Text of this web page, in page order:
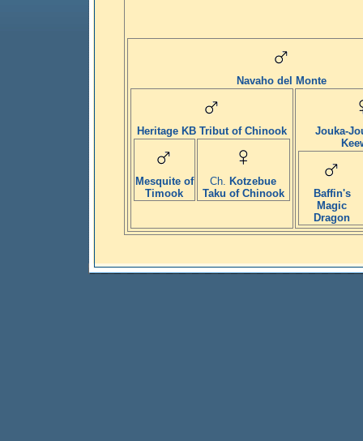
Navaho del Monte
Heritage KB Tribut of Chinook
Mesquite of
Timook
Ch. Kotzebue
Taku of Chinook
Jouka-
Baffin's
Magic
Dragon